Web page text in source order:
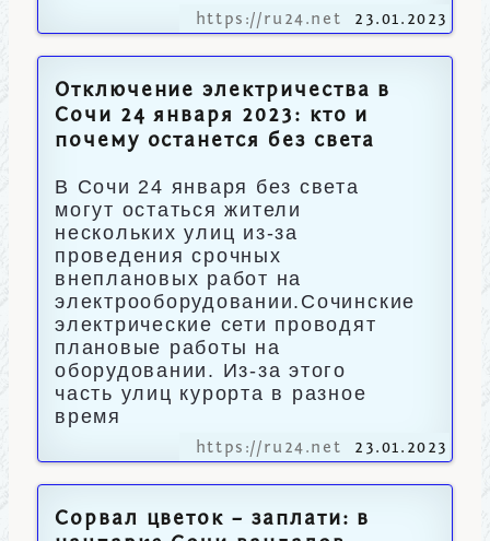
https://ru24.net 23.01.2023
Отключение электричества в
Сочи 24 января 2023: кто и
почему останется без света
В Сочи 24 января без света
могут остаться жители
нескольких улиц из-за
проведения срочных
внеплановых работ на
электрооборудовании.Сочинские
электрические сети проводят
плановые работы на
оборудовании. Из-за этого
часть улиц курорта в разное
время
https://ru24.net 23.01.2023
Сорвал цветок – заплати: в